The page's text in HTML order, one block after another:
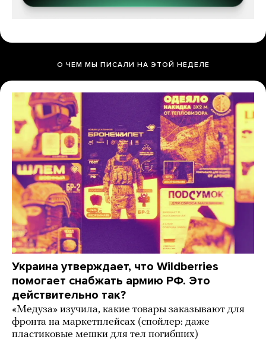
О ЧЕМ МЫ ПИСАЛИ НА ЭТОЙ НЕДЕЛЕ
Украина утверждает, что Wildberries
помогает снабжать армию РФ. Это
действительно так?
«Медуза» изучила, какие товары заказывают для
фронта на маркетплейсах (спойлер: даже
пластиковые мешки для тел погибших)